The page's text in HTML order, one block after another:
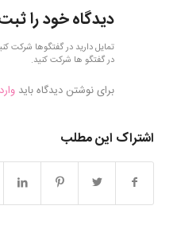
دیدگاه خود را
تمایل دارید در گفتگوها شرکت
در گفتگو ها شرکت کنید.
برای نوشتن دیدگاه باید
اشتراک این مطلب